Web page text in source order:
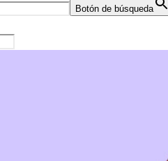
Botón de búsqueda